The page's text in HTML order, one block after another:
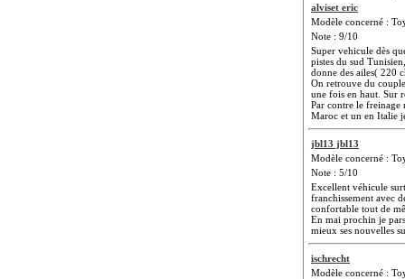
alviset eric
Modèle concerné :
Note : 9/10
Super vehicule dès
pistes du sud
donne des ailes( 220
On retrouve du
une fois en haut. Sur
Par contre le freinage
Maroc et un en Italie
jbl13 jbl13
Modèle concerné :
Note : 5/10
Excellent véhicule
franchissement avec
confortable tout de
En mai prochin je
mieux ses nouvelles
ischrecht
Modèle concerné :